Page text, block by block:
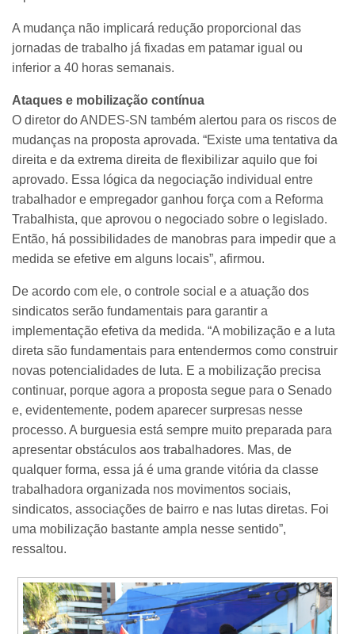
A mudança não implicará redução proporcional das
jornadas de trabalho já fixadas em patamar igual ou
inferior a 40 horas semanais.
Ataques e mobilização contínua
O diretor do ANDES-SN também alertou para os riscos de
mudanças na proposta aprovada. “Existe uma tentativa da
direita e da extrema direita de flexibilizar aquilo que foi
aprovado. Essa lógica da negociação individual entre
trabalhador e empregador ganhou força com a Reforma
Trabalhista, que aprovou o negociado sobre o legislado.
Então, há possibilidades de manobras para impedir que a
medida se efetive em alguns locais”, afirmou.
De acordo com ele, o controle social e a atuação dos
sindicatos serão fundamentais para garantir a
implementação efetiva da medida. “A mobilização e a luta
direta são fundamentais para entendermos como construir
novas potencialidades de luta. E a mobilização precisa
continuar, porque agora a proposta segue para o Senado
e, evidentemente, podem aparecer surpresas nesse
processo. A burguesia está sempre muito preparada para
apresentar obstáculos aos trabalhadores. Mas, de
qualquer forma, essa já é uma grande vitória da classe
trabalhadora organizada nos movimentos sociais,
sindicatos, associações de bairro e nas lutas diretas. Foi
uma mobilização bastante ampla nesse sentido”,
ressaltou.